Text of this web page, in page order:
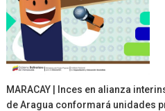
MARACAY | Inces en alianza
de Aragua conformará unidades